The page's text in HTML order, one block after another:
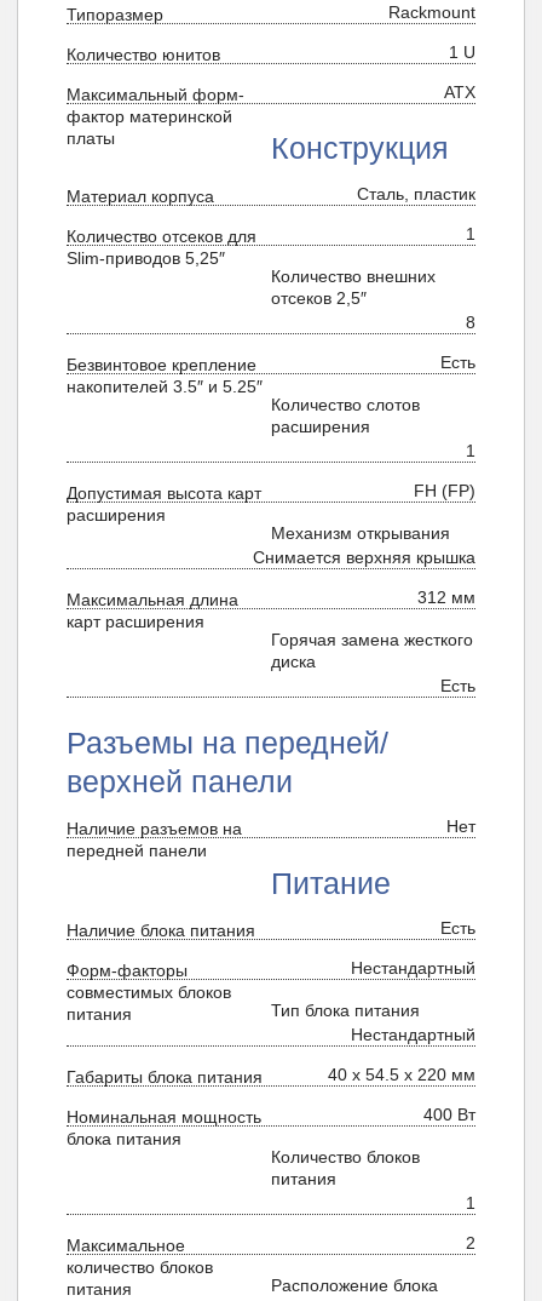
Типоразмер Rackmount
Количество юнитов 1 U
Максимальный форм-
фактор материнской
платы
ATX
Конструкция
Материал корпуса Сталь, пластик
Количество отсеков для
Slim-приводов 5,25″
1
Количество внешних
отсеков 2,5″
8
Безвинтовое крепление
накопителей 3.5″ и 5.25″
Есть
Количество слотов
расширения
1
Допустимая высота карт
расширения
FH (FP)
Механизм открывания
Снимается верхняя крышка
Максимальная длина
карт расширения
312 мм
Горячая замена жесткого
диска
Есть
Разъемы на передней/
верхней панели
Наличие разъемов на
передней панели
Нет
Питание
Наличие блока питания Есть
Форм-факторы
совместимых блоков
питания
Нестандартный
Тип блока питания
Нестандартный
Габариты блока питания 40 x 54.5 x 220 мм
Номинальная мощность
блока питания
400 Вт
Количество блоков
питания
1
Максимальное
количество блоков
питания
2
Расположение блока